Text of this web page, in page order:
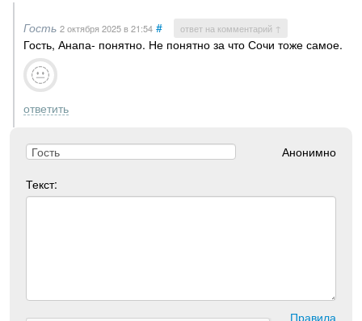
Гость 2 октября 2025в 21:54 # ответ на комментарий ↑
Гость, Анапа- понятно. Не понятно за что Сочи тоже самое.
ответить
Анонимно
Текст:
Правила